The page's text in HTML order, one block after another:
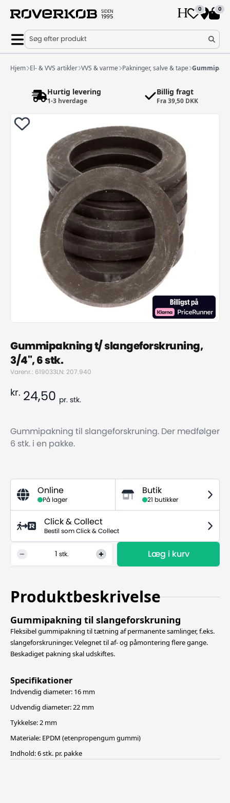
0 0
Søg efter produkt
Hjem El- & VVS artikler VVS & varme Pakninger, salve & tape
Hurtig levering
1-3 hverdage
Billig fragt
Fra 39,50 DKK
Gummipakning t/ slangeforskruning,
3/4", 6 stk.
Varenr.: 619033LN: 207.940
kr. 24,50 pr. stk.
Gummipakning til slangeforskruning. Der medfølger
6 stk. i en pakke.
Online
På lager
Butik
21 butikker
Click & Collect
Bestil som Click & Collect
stk. Læg i kurv
Produktbeskrivelse
Gummipakning til slangeforskruning
Fleksibel gummipakning til tætning af permanente samlinger, f.eks.
slangeforskruninger. Velegnet til af- og påmontering flere gange.
Beskadiget pakning skal udskiftes.
Specifikationer
Indvendig diameter: 16 mm
Udvendig diameter: 22 mm
Tykkelse: 2 mm
Materiale: EPDM (etenpropengum gummi)
Indhold: 6 stk. pr. pakke